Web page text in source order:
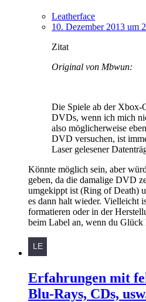
Leatherface
10. Dezember 2013 um
Zitat
Original von Mbwun:
Die Spiele ab der Xbox-
DVDs, wenn ich mich
also möglicherweise
DVD versuchen, ist
Laser gelesener
Könnte möglich sein, aber
geben, da die damalige DVD
umgekippt ist (Ring of Death)
es dann halt wieder. Vielleicht
formatieren oder in der
beim Label an, wenn du Glück
Erfahrungen mit
Blu-Rays, CDs,